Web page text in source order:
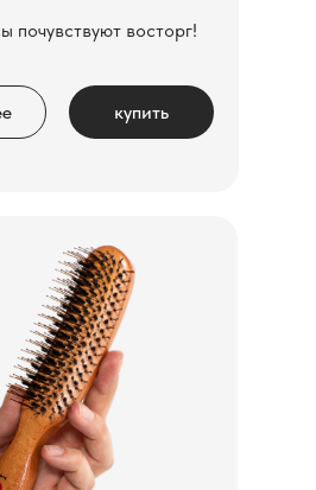
почувствуют восторг!
купить